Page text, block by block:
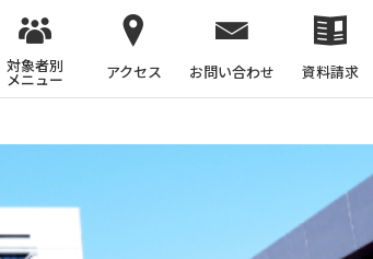
対象者別
メニュー アクセス お問い合わせ 資料請求